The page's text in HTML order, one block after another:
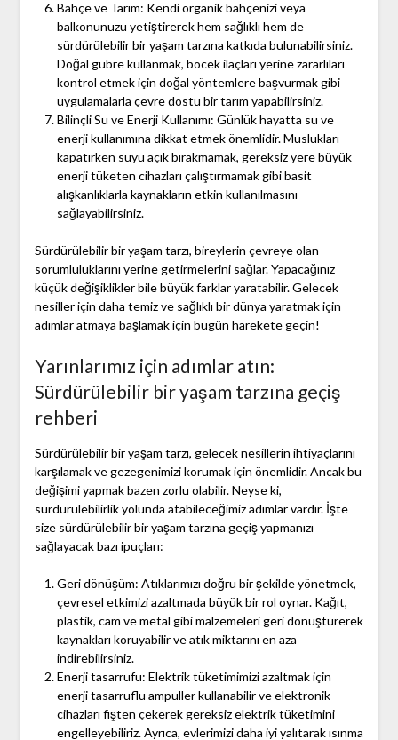
Bahçe ve Tarım: Kendi organik bahçenizi veya
balkonunuzu yetiştirerek hem sağlıklı hem de
sürdürülebilir bir yaşam tarzına katkıda bulunabilirsiniz.
Doğal gübre kullanmak, böcek ilaçları yerine zararlıları
kontrol etmek için doğal yöntemlere başvurmak gibi
uygulamalarla çevre dostu bir tarım yapabilirsiniz.
Bilinçli Su ve Enerji Kullanımı: Günlük hayatta su ve
enerji kullanımına dikkat etmek önemlidir. Muslukları
kapatırken suyu açık bırakmamak, gereksiz yere büyük
enerji tüketen cihazları çalıştırmamak gibi basit
alışkanlıklarla kaynakların etkin kullanılmasını
sağlayabilirsiniz.
Sürdürülebilir bir yaşam tarzı, bireylerin çevreye olan
sorumluluklarını yerine getirmelerini sağlar. Yapacağınız
küçük değişiklikler bile büyük farklar yaratabilir. Gelecek
nesiller için daha temiz ve sağlıklı bir dünya yaratmak için
adımlar atmaya başlamak için bugün harekete geçin!
Yarınlarımız için adımlar atın:
Sürdürülebilir bir yaşam tarzına geçiş
rehberi
Sürdürülebilir bir yaşam tarzı, gelecek nesillerin ihtiyaçlarını
karşılamak ve gezegenimizi korumak için önemlidir. Ancak bu
değişimi yapmak bazen zorlu olabilir. Neyse ki,
sürdürülebilirlik yolunda atabileceğimiz adımlar vardır. İşte
size sürdürülebilir bir yaşam tarzına geçiş yapmanızı
sağlayacak bazı ipuçları:
Geri dönüşüm: Atıklarımızı doğru bir şekilde yönetmek,
çevresel etkimizi azaltmada büyük bir rol oynar. Kağıt,
plastik, cam ve metal gibi malzemeleri geri dönüştürerek
kaynakları koruyabilir ve atık miktarını en aza
indirebilirsiniz.
Enerji tasarrufu: Elektrik tüketimimizi azaltmak için
enerji tasarruflu ampuller kullanabilir ve elektronik
cihazları fişten çekerek gereksiz elektrik tüketimini
engelleyebiliriz. Ayrıca, evlerimizi daha iyi yalıtarak ısınma